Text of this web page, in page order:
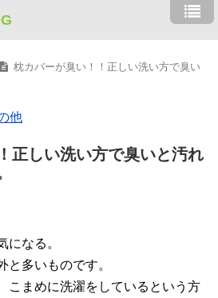
枕カバーが臭い！！正しい洗い方で臭い
他
正しい洗い方で臭いと汚れ
になる。
と多いものです。
こまめに洗濯をしているという方